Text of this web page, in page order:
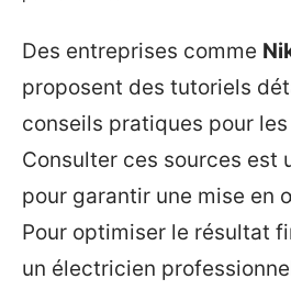
Des entreprises comme
proposent des tutoriels
conseils pratiques pour
Consulter ces sources est
pour garantir une mise en
Pour optimiser le résultat
un électricien